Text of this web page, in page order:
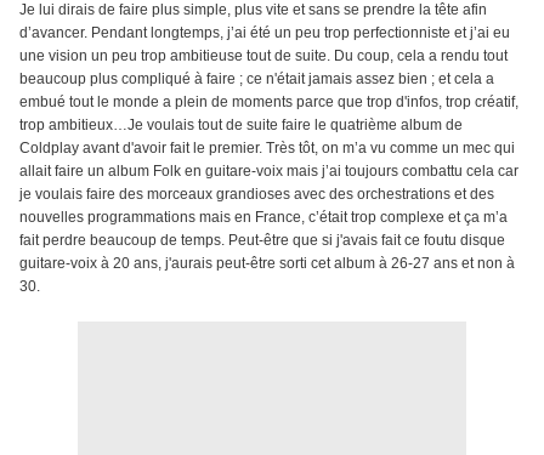
Je lui dirais de faire plus simple, plus vite et sans se prendre la tête afin
d’avancer. Pendant longtemps, j’ai été un peu trop perfectionniste et j’ai eu
une vision un peu trop ambitieuse tout de suite. Du coup, cela a rendu tout
beaucoup plus compliqué à faire ; ce n'était jamais assez bien ; et cela a
embué tout le monde a plein de moments parce que trop d'infos, trop créatif,
trop ambitieux…Je voulais tout de suite faire le quatrième album de
Coldplay avant d'avoir fait le premier. Très tôt, on m’a vu comme un mec qui
allait faire un album Folk en guitare-voix mais j’ai toujours combattu cela car
je voulais faire des morceaux grandioses avec des orchestrations et des
nouvelles programmations mais en France, c’était trop complexe et ça m’a
fait perdre beaucoup de temps. Peut-être que si j'avais fait ce foutu disque
guitare-voix à 20 ans, j'aurais peut-être sorti cet album à 26-27 ans et non à
30.